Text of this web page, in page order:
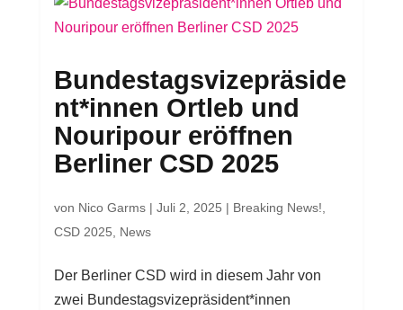
Bundestagsvizepräside
nt*innen Ortleb und
Nouripour eröffnen
Berliner CSD 2025
von Nico Garms| Juli 2, 2025 | Breaking News!
CSD 2025
News
Der Berliner CSD wird in diesem Jahr von
zwei Bundestagsvizepräsident*innen